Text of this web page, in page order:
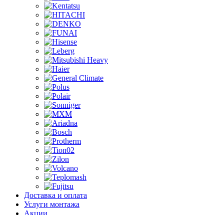
Доставка и оплата
Услуги монтажа
Акции